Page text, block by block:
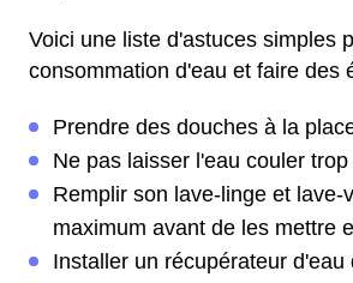
Voici une liste d'astuces simples
consommation d'eau et faire des
Prendre des douches à la
Ne pas laisser l'eau couler
Remplir son lave-linge et lave-
maximum avant de les mettre
Installer un récupérateur d'eau